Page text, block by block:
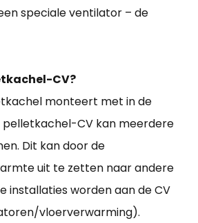
speciale ventilator – de
CV?
monteert met in de
pelletkachel-CV kan meerdere
Dit kan door de
uit te zetten naar andere
installaties worden aan de CV
vloerverwarming).